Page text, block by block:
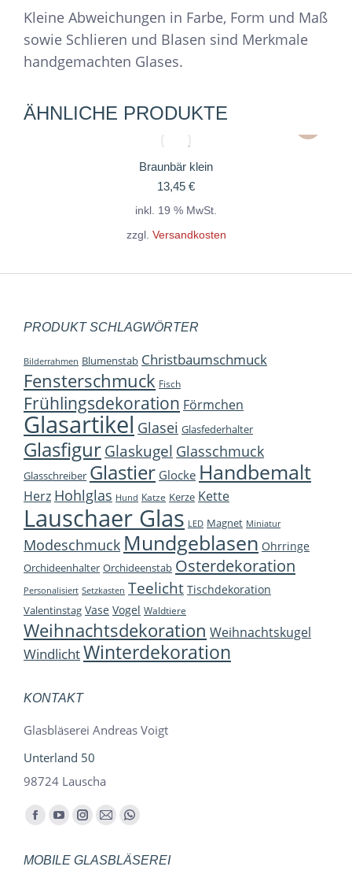
Kleine Abweichungen in Farbe, Form und Maß
sowie Schlieren und Blasen sind Merkmale
handgemachten Glases.
ÄHNLICHE PRODUKTE
Braunbär klein
13,45 €
inkl. 19 % MwSt.
zzgl. Versandkosten
PRODUKT SCHLAGWÖRTER
Bilderrahmen Blumenstab Christbaumschmuck
Fensterschmuck Fisch
Frühlingsdekoration Förmchen
Glasartikel Glasei Glasfederhalter
Glasfigur Glaskugel Glasschmuck
Glasschreiber Glastier Glocke Handbemalt
Herz Hohlglas Hund Katze Kerze Kette
Lauschaer Glas LED Magnet Miniatur
Modeschmuck Mundgeblasen Ohrringe
Orchideenhalter Orchideenstab Osterdekoration
Personalisiert Setzkasten Teelicht Tischdekoration
Valentinstag Vase Vogel Waldtiere
Weihnachtsdekoration Weihnachtskugel
WindlichtWinterdekoration
KONTAKT
Glasbläserei Andreas Voigt
Unterland 50
98724 Lauscha
Finden Sie uns auf:
Facebook
opens
YouTube
opens
Instagram
opens
E-
page
Whatsapp
opens
MOBILE GLASBLÄSEREI